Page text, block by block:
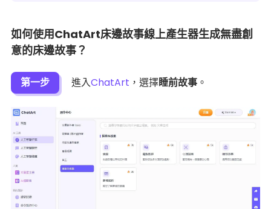
如何使用ChatArt床邊故事線上產生器生成無盡創
意的床邊故事？
第一步 進入ChatArt ，選擇睡前故事 。